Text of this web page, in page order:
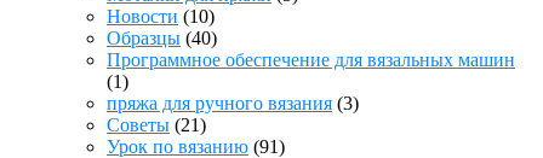
Новости (10)
Образцы (40)
Программное обеспечение для вязальных машин
(1)
пряжа для ручного вязания (3)
Советы (21)
Урок по вязанию (91)